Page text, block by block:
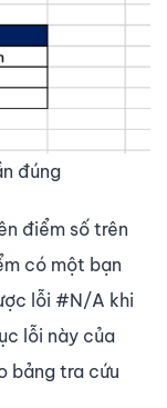
đúng
điểm số trên
có một bạn
lỗi #N/A khi
lỗi này của
bảng tra cứu